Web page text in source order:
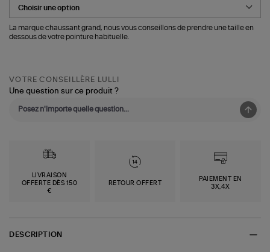
La marque chaussant grand, nous vous conseillons de prendre une taille en
dessous de votre pointure habituelle.
VOTRE CONSEILLÈRE LULLI
Une question sur ce produit ?
LIVRAISON
OFFERTE DÈS 150
€
RETOUR OFFERT
PAIEMENT EN
3X,4X
DESCRIPTION